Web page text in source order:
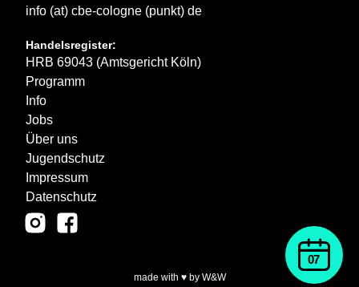
07
info (at) cbe-cologne (punkt) de
Handelsregister:
HRB 69043 (Amtsgericht Köln)
Programm
Info
Jobs
Über uns
Jugendschutz
Impressum
Datenschutz
made with ♥ by W&W